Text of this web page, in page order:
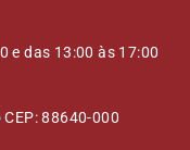
e das 13:00 às 17:00
88640-000